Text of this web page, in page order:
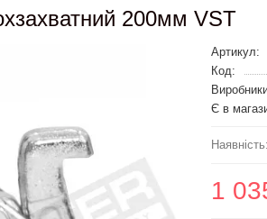
200мм VST
Артикул:
Код:
Є в
1